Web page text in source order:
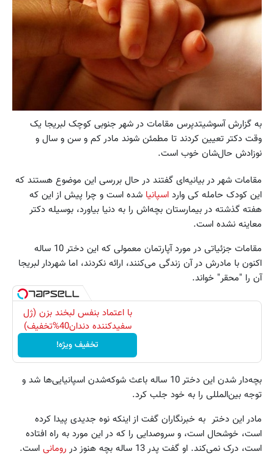
به گزارش آسوشیتدپرس مقامات در شهر جنوبی کوچک لبریجا یک
وقت دکتر تعیین کردند تا مطمئن شوند مادر کم و سن و سال و
نوزادش حال‌شان خوب است.
مقامات شهر در بیانیه‌ای گفتند در حال بررسی این موضوع هستند که
این کودک حامله کی وارد اسپانیا شده است و چرا پیش از این که
هفته گذشته در بیمارستان بچه‌اش را به دنیا بیاورد، بوسیله دکتر
معاینه نشده است.
مقامات جزئیاتی در مورد آپارتمان معمولی که این دختر 10 ساله
اکنون با مادرش در آن زندگی می‌‌کنند،‌ ارائه نکردند، اما شهردار لبریجا
آن را "محقر" خواند.
با اعتماد بنفس لبخند بزن (ژل
سفیدکننده دندان40%تخفیف)
تخفیف ویژه!
بچه‌دار شدن این دختر 10 ساله باعث شوکه‌شدن اسپانیایی‌ها شد و
توجه بین‌المللی را به خود جلب کرد.
مادر این دختر به خبرنگاران گفت از اینکه نوه جدیدی پیدا کرده
است، خوشحال است، و‌ سروصدایی را که در این مورد به راه افتاده
است،‌ درک نمی‌کند. او گفت پدر 13 ساله بچه هنوز در
رومانی است.